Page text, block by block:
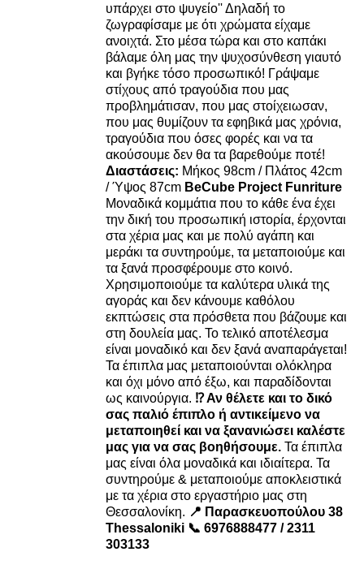
υπάρχει στο ψυγείο'' Δηλαδή το
ζωγραφίσαμε με ότι χρώματα είχαμε
ανοιχτά. Στο μέσα τώρα και στο καπάκι
βάλαμε όλη μας την ψυχοσύνθεση γιαυτό
και βγήκε τόσο προσωπικό! Γράψαμε
στίχους από τραγούδια που μας
προβλημάτισαν, που μας στοίχειωσαν,
που μας θυμίζουν τα εφηβικά μας χρόνια,
τραγούδια που όσες φορές και να τα
ακούσουμε δεν θα τα βαρεθούμε ποτέ!
Διαστάσεις: Μήκος 98cm / Πλάτος 42cm
/ Ύψος 87cm BeCube Project Funriture
Μοναδικά κομμάτια που το κάθε ένα έχει
την δική του προσωπική ιστορία, έρχονται
στα χέρια μας και με πολύ αγάπη και
μεράκι τα συντηρούμε, τα μεταποιούμε και
τα ξανά προσφέρουμε στο κοινό.
Χρησιμοποιούμε τα καλύτερα υλικά της
αγοράς και δεν κάνουμε καθόλου
εκπτώσεις στα πρόσθετα που βάζουμε και
στη δουλεία μας. Το τελικό αποτέλεσμα
είναι μοναδικό και δεν ξανά αναπαράγεται!
Τα έπιπλα μας μεταποιούνται ολόκληρα
και όχι μόνο από έξω, και παραδίδονται
ως καινούργια. ⁉️ Αν θέλετε και το δικό
σας παλιό έπιπλο ή αντικείμενο να
μεταποιηθεί και να ξανανιώσει καλέστε
μας για να σας βοηθήσουμε. Τα έπιπλα
μας είναι όλα μοναδικά και ιδιαίτερα. Τα
συντηρούμε & μεταποιούμε αποκλειστικά
με τα χέρια στο εργαστήριο μας στη
Θεσσαλονίκη. 📍 Παρασκευοπούλου 38
Thessaloniki 📞 6976888477 / 2311
303133